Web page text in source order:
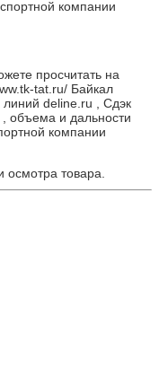
компании
просчитать на
tat.ru/ Байкал
deline.ru , Сдэк
, объема и дальности
компании
товара.